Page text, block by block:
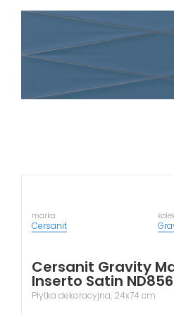
marka
Cersanit
Cersanit Gravity
Inserto Satin
Płytka dekoracyjna, 24x74 cm